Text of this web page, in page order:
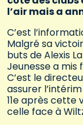
l’air mais a
C’est
Malgré sa
buts de Alexis
Jeunesse a mis
C’est le
assurer
11e après cette
celle face à